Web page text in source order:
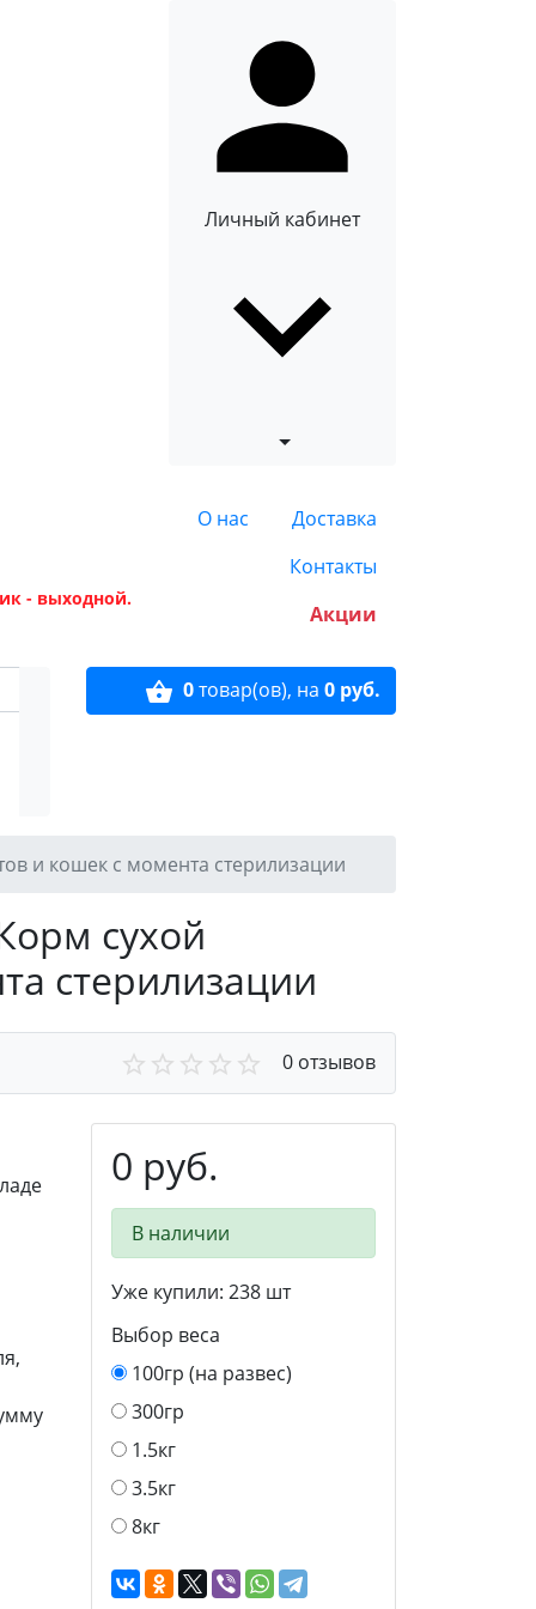
Личный кабинет
- выходной.
О нас
Доставка
Контакты
Акции
0товар(ов), на 0 руб.
и кошек с момента стерилизации
сухой
стерилизации
0 отзывов
0 руб.
В наличии
Уже купили: 238 шт
Выбор веса
100гр (на развес)
300гр
1.5кг
3.5кг
8кг